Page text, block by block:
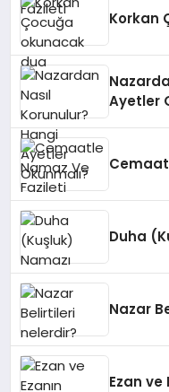
Korkan
Ayetler
Duha
Nazar
Ezan ve